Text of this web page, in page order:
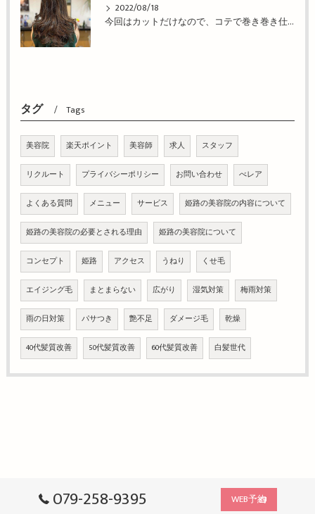
2022/08/18
今回はカットだけなので、コテで巻き巻き仕上げ！姫路市の美容院BEREA(ベレア)はお客様のキレイを叶える美容室／ヘアサロン
タグ Tags
美容院 楽天ポイント 美容師 求人 スタッフ
リクルート プライバシーポリシー お問い合わせ べレア
よくある質問 メニュー サービス 姫路の美容院の内容について
姫路の美容院の必要とされる理由 姫路の美容院について
コンセプト 姫路 アクセス うねり くせ毛
エイジング毛 まとまらない 広がり 湿気対策 梅雨対策
雨の日対策 パサつき 艶不足 ダメージ毛 乾燥
40代髪質改善 50代髪質改善 60代髪質改善 白髪世代
079-258-9395 WEB予約